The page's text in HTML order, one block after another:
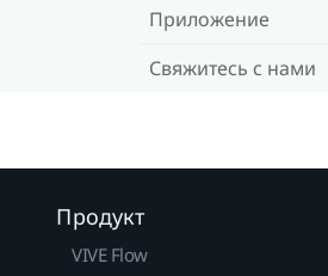
Приложение
Свяжитесь с нами
Продукт
VIVE Flow